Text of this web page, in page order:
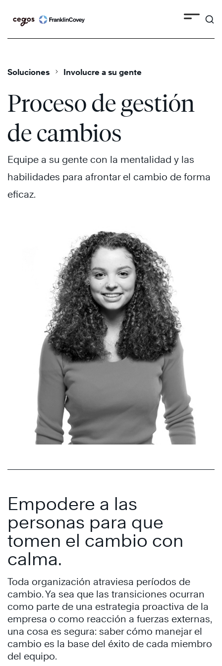
Soluciones Involucre a su gente
Proceso de gestión
de cambios
Equipe a su gente con la mentalidad y las
habilidades para afrontar el cambio de forma
eficaz.
Empodere a las
personas para que
tomen el cambio con
calma.
Toda organización atraviesa períodos de
cambio. Ya sea que las transiciones ocurran
como parte de una estrategia proactiva de la
empresa o como reacción a fuerzas externas,
una cosa es segura: saber cómo manejar el
cambio es la base del éxito de cada miembro
del equipo.